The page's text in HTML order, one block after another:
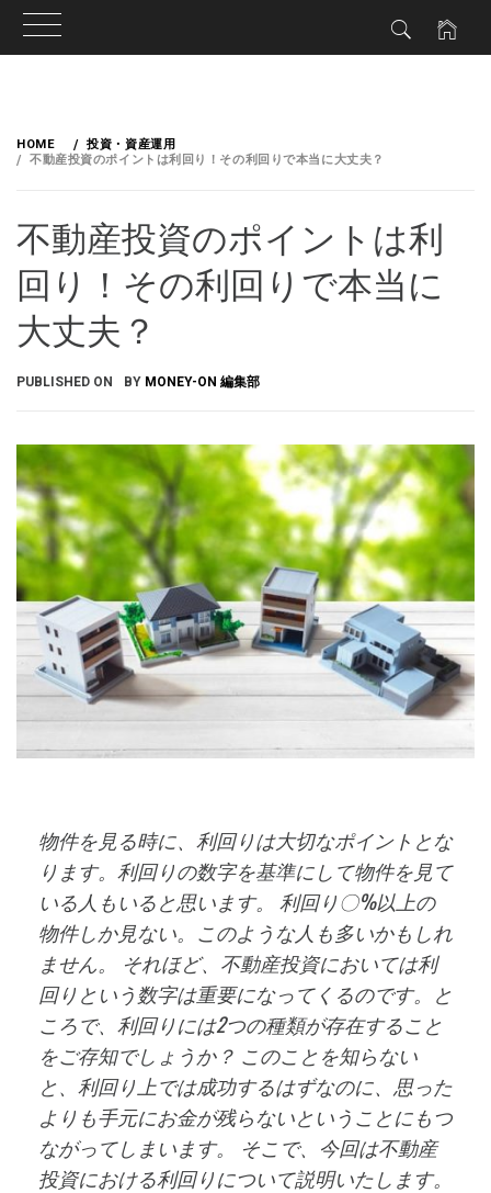
HOME
投資・資産運用
不動産投資のポイントは利回り！その利回りで本当に大丈夫？
不動産投資のポイントは利
回り！その利回りで本当に
大丈夫？
PUBLISHED ON BY MONEY-ON 編集部
物件を見る時に、利回りは大切なポイントとな
ります。利回りの数字を基準にして物件を見て
いる人もいると思います。 利回り〇%以上の
物件しか見ない。このような人も多いかもしれ
ません。 それほど、不動産投資においては利
回りという数字は重要になってくるのです。と
ころで、利回りには2つの種類が存在すること
をご存知でしょうか？ このことを知らない
と、利回り上では成功するはずなのに、思った
よりも手元にお金が残らないということにもつ
ながってしまいます。 そこで、今回は不動産
投資における利回りについて説明いたします。